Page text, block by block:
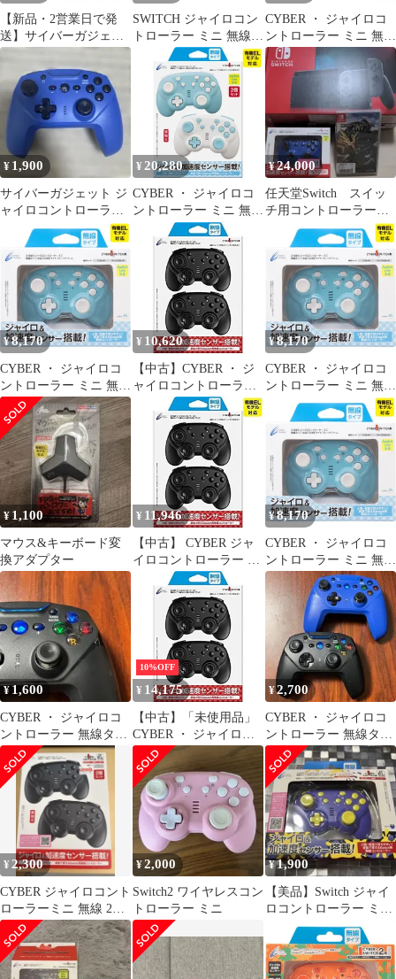
【新品・2営業日で発
送】サイバーガジェッ
ト Switch2／Switch用
ジャイロコントローラ
ー ミニ 無線タイプ エ
メラルド【CY-
S2GYCMWL-EM】
SWITCH ジャイロコン
トローラー ミニ 無線タ
イプ ブラック CY-
NSGYCMB-BK
CYBER ・ ジャイロコ
ントローラー ミニ 無線
タイプ （ SWITCH
用） ライトブルー × ク
リーム - Switch [ライト
ブルー × クリーム] [無
線タイプ] [1個]
¥ 1,900
サイバーガジェット ジ
ャイロコントローラー
無線タイプ ブルー
¥ 20,280
CYBER ・ ジャイロコ
ントローラー ミニ 無線
タイプ 2個セット (
SWITCH 用) ライトブ
ルー - Switch [ライトブ
ルー] [無線タイプ] [2個
セット]
¥24,000
任天堂Switch スイッ
チ用コントローラー
（無線）MONSTER
HUNTER
¥8,170
CYBER ・ ジャイロコ
ントローラー ミニ 無線
タイプ （ SWITCH
用） ライトブルー × ク
リーム - Switch [ライト
ブルー × クリーム] [無
線タイプ] [1個]
¥ 10,620
【中古】CYBER ・ ジ
ャイロコントローラー
ミニ 無線タイプ 2個セ
ット ( SWITCH 用) ブ
ラック - Switch
¥8,170
CYBER ・ ジャイロコ
ントローラー ミニ 無線
タイプ （ SWITCH
用） ライトブルー × ク
リーム - Switch [ライト
ブルー × クリーム] [無
線タイプ] [1個]
¥ 1,100
マウス&キーボード変
換アダプター
¥ 11,946
【中古】 CYBER ジャ
イロコントローラー ミ
ニ 無線タイプ 2個セッ
ト SWITCH 用 ブラッ
ク - Switch
¥8,170
CYBER ・ ジャイロコ
ントローラー ミニ 無線
タイプ （ SWITCH
用） ライトブルー × ク
リーム - Switch [ライト
ブルー × クリーム] [無
線タイプ] [1個]
¥1,600
CYBER ・ ジャイロコ
ントローラー 無線タイ
プ
10%OFF
¥ 14,175
【中古】「未使用品」
CYBER ・ ジャイロコ
ントローラー ミニ 無線
タイプ 2個セット (
SWITCH 用) ブラック -
Switch
¥2,700
CYBER ・ ジャイロコ
ントローラー 無線タイ
プ 2点
¥ 2,300
CYBER ジャイロコント
ローラーミニ 無線 2個
セット Switch用 黒
¥2,000
Switch2 ワイヤレスコン
トローラー ミニ
¥1,900
【美品】Switch ジャイ
ロコントローラー ミニ
無線タイプ パープル×
イエロー